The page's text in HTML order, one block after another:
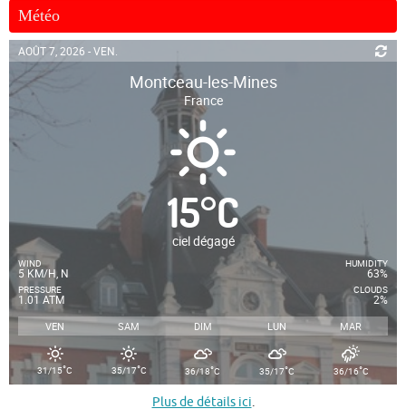
Météo
AOÛT 7, 2026 - VEN.
Montceau-les-Mines
France
15°C
ciel dégagé
WIND
5 KM/H, N
PRESSURE
1.01 ATM
HUMIDITY
63%
CLOUDS
2%
VEN SAM DIM LUN MAR
31/15°C 35/17°C 36/18°C 35/17°C 36/16°C
Plus de détails ici.